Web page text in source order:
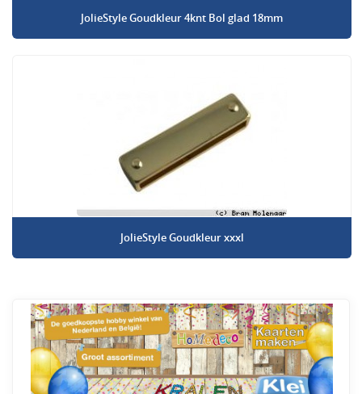
JolieStyle Goudkleur 4knt Bol glad 18mm
JolieStyle Goudkleur xxxl